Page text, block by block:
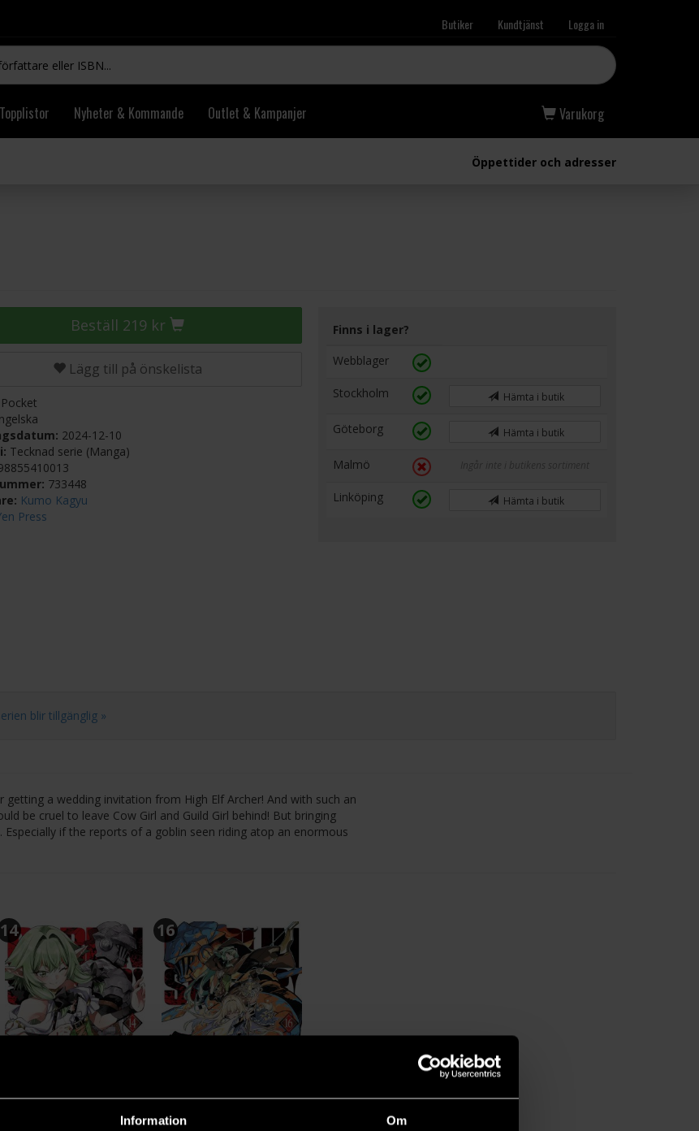
Information Om
Butiker Kundtjänst Logga in
Nyheter & Kommande Outlet & Kampanjer Varukorg
Öppettider och adresser
Beställ 219 kr
Lägg till på önskelista
Pocket
2024-12-10
Tecknad serie (Manga)
733448
Kumo Kagyu
Press
Finns i lager?
Webblager
Stockholm Hämta i butik
Göteborg Hämta i butik
Malmö Ingår inte i butikens sortiment
Linköping Hämta i butik
blir tillgänglig »
a wedding invitation from High Elf Archer! And with such an
be cruel to leave Cow Girl and Guild Girl behind! But bringing
if the reports of a goblin seen riding atop an enormous
14 16